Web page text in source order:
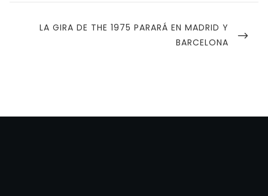
NEXT
LA GIRA DE THE 1975 PARARÁ EN MADRID Y
BARCELONA